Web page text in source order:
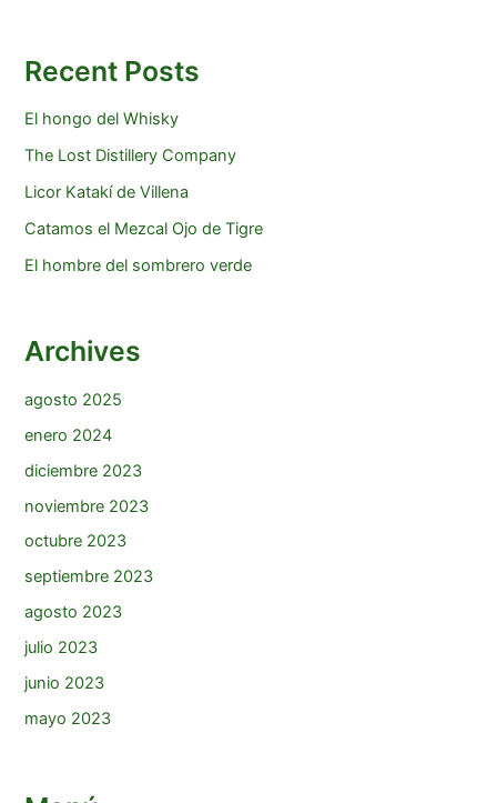
Recent Posts
El hongo del Whisky
The Lost Distillery Company
Licor Katakí de Villena
Catamos el Mezcal Ojo de Tigre
El hombre del sombrero verde
Archives
agosto 2025
enero 2024
diciembre 2023
noviembre 2023
octubre 2023
septiembre 2023
agosto 2023
julio 2023
junio 2023
mayo 2023